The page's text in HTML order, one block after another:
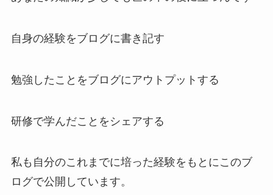
自身の経験をブログに書き記す
勉強したことをブログにアウトプットする
研修で学んだことをシェアする
私も自分のこれまでに培った経験をもとにこのブ
ログで公開しています。